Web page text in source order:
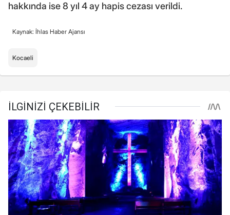
hakkında ise 8 yıl 4 ay hapis cezası verildi.
Kaynak: İhlas Haber Ajansı
Kocaeli